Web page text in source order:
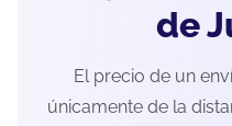
de
El precio de un
únicamente de la